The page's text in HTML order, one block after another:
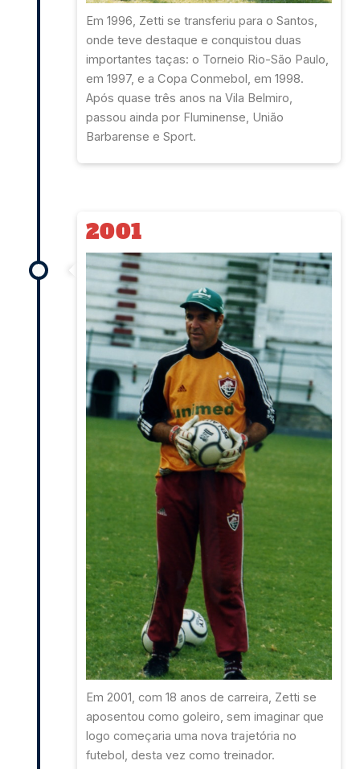
Em 1996, Zetti se transferiu para o Santos,
onde teve destaque e conquistou duas
importantes taças: o Torneio Rio-São Paulo,
em 1997, e a Copa Conmebol, em 1998.
Após quase três anos na Vila Belmiro,
passou ainda por Fluminense, União
Barbarense e Sport.
2001
Em 2001, com 18 anos de carreira, Zetti se
aposentou como goleiro, sem imaginar que
logo começaria uma nova trajetória no
futebol, desta vez como treinador.